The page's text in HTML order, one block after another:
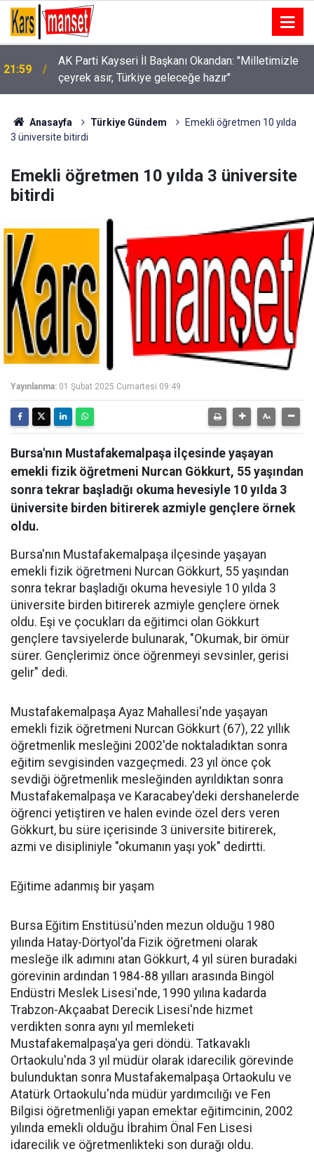
21:54 Ev arkadaşını kafasını çekiçle ezerek öldürdü
Anasayfa Türkiye Gündem
Emekli öğretmen 10 yılda
3 üniversite bitirdi
Emekli öğretmen 10 yılda 3 üniversite
bitirdi
Yayınlanma: 01 Şubat 2025 Cumartesi 09:49
Bursa'nın Mustafakemalpaşa ilçesinde yaşayan
emekli fizik öğretmeni Nurcan Gökkurt, 55 yaşından
sonra tekrar başladığı okuma hevesiyle 10 yılda 3
üniversite birden bitirerek azmiyle gençlere örnek
oldu.
Bursa'nın Mustafakemalpaşa ilçesinde yaşayan
emekli fizik öğretmeni Nurcan Gökkurt, 55 yaşından
sonra tekrar başladığı okuma hevesiyle 10 yılda 3
üniversite birden bitirerek azmiyle gençlere örnek
oldu. Eşi ve çocukları da eğitimci olan Gökkurt
gençlere tavsiyelerde bulunarak, "Okumak, bir ömür
sürer. Gençlerimiz önce öğrenmeyi sevsinler, gerisi
gelir" dedi.
Mustafakemalpaşa Ayaz Mahallesi'nde yaşayan
emekli fizik öğretmeni Nurcan Gökkurt (67), 22 yıllık
öğretmenlik mesleğini 2002'de noktaladıktan sonra
eğitim sevgisinden vazgeçmedi. 23 yıl önce çok
sevdiği öğretmenlik mesleğinden ayrıldıktan sonra
Mustafakemalpaşa ve Karacabey'deki dershanelerde
öğrenci yetiştiren ve halen evinde özel ders veren
Gökkurt, bu süre içerisinde 3 üniversite bitirerek,
azmi ve disipliniyle "okumanın yaşı yok" dedirtti.
Eğitime adanmış bir yaşam
Bursa Eğitim Enstitüsü'nden mezun olduğu 1980
yılında Hatay-Dörtyol'da Fizik öğretmeni olarak
mesleğe ilk adımını atan Gökkurt, 4 yıl süren buradaki
görevinin ardından 1984-88 yılları arasında Bingöl
Endüstri Meslek Lisesi'nde, 1990 yılına kadarda
Trabzon-Akçaabat Derecik Lisesi'nde hizmet
verdikten sonra aynı yıl memleketi
Mustafakemalpaşa'ya geri döndü. Tatkavaklı
Ortaokulu'nda 3 yıl müdür olarak idarecilik görevinde
bulunduktan sonra Mustafakemalpaşa Ortaokulu ve
Atatürk Ortaokulu'nda müdür yardımcılığı ve Fen
Bilgisi öğretmenliği yapan emektar eğitimcinin, 2002
yılında emekli olduğu İbrahim Önal Fen Lisesi
idarecilik ve öğretmenlikteki son durağı oldu.